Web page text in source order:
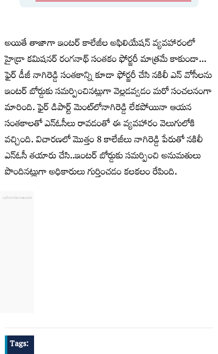
అయితే తాజాగా ఇంటర్ కాలేజీల అఫిలియేషన్ వ్యవహారంలో
హైడ్రా కమిషనర్ రంగనాథ్ సంతకం ఫోర్జరీ మాత్రమే కాకుండా…
ఫైర్ డీజీ నాగిరెడ్డి సంతకాన్ని కూడా ఫోర్జరీ చేసి నకిలీ ఎన్ వోసీలను
ఇంటర్ బోర్డుకు సమర్పించినట్లుగా వెల్లడవ్వడం మరో సంచలనంగా
మారింది. ఫైర్ డిపార్ట్ మెంట్‍లోనాగిరెడ్డి లేకపోయినా ఆయన
సంతకాలతో ఎన్‍ఓసీలు రావడంతో ఈ వ్యవహారం వెలుగులోకి
వచ్చింది. విచారణలో మొత్తం 8 కాలేజీలు నాగిరెడ్డి పేరుతో నకిలీ
ఎన్ఓసీ తయారు చేసి..ఇంటర్ బోర్డుకు సమర్పించి అనుమతులు
పొందినట్లుగా అధికారులు గుర్తించడం కలకలం రేపింది.
Tags: